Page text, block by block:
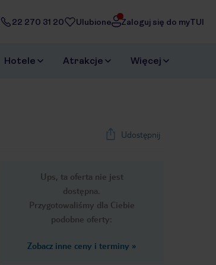
22 270 31 20 Ulubione Zaloguj się do myTUI
Hotele Atrakcje Więcej
Udostępnij
Ups, ta oferta nie jest
dostępna.
Przygotowaliśmy dla Ciebie
podobne oferty:
Zobacz inne ceny i terminy »
Wyjątkowy